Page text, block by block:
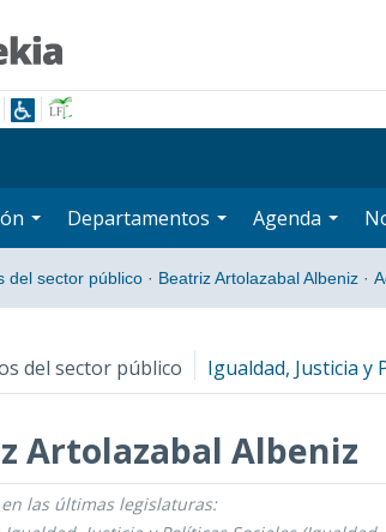
Departamentos Agenda
del sector público · Beatriz Artolazabal Albeniz ·
del sector público Igualdad, Justicia y
Artolazabal Albeniz
de inicio - Fecha fin
las últimas legislaturas: